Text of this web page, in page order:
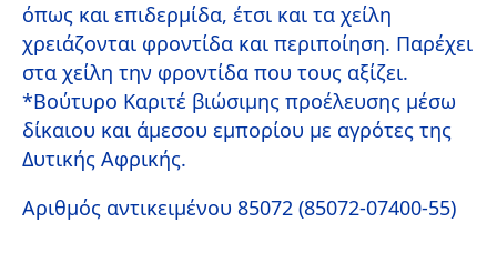
όπως και επιδερμίδα, έτσι και τα χείλη
χρειάζονται φροντίδα και περιποίηση. Παρέχει
στα χείλη την φροντίδα που τους αξίζει.
*Βούτυρο Καριτέ βιώσιμης προέλευσης μέσω
δίκαιου και άμεσου εμπορίου με αγρότες της
Δυτικής Αφρικής.
Αριθμός αντικειμένου 85072 (85072-07400-55)